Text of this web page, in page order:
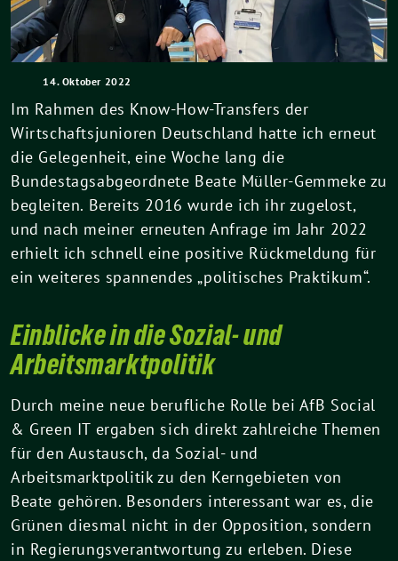
14. Oktober 2022
Im Rahmen des Know-How-Transfers der
Wirtschaftsjunioren Deutschland hatte ich erneut
die Gelegenheit, eine Woche lang die
Bundestagsabgeordnete Beate Müller-Gemmeke zu
begleiten. Bereits 2016 wurde ich ihr zugelost,
und nach meiner erneuten Anfrage im Jahr 2022
erhielt ich schnell eine positive Rückmeldung für
ein weiteres spannendes „politisches Praktikum“.
Einblicke in die Sozial- und
Arbeitsmarktpolitik
Durch meine neue berufliche Rolle bei AfB Social
& Green IT ergaben sich direkt zahlreiche Themen
für den Austausch, da Sozial- und
Arbeitsmarktpolitik zu den Kerngebieten von
Beate gehören. Besonders interessant war es, die
Grünen diesmal nicht in der Opposition, sondern
in Regierungsverantwortung zu erleben. Diese